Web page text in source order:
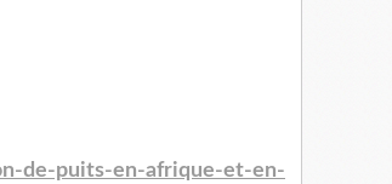
de-puits-en-afrique-et-en-